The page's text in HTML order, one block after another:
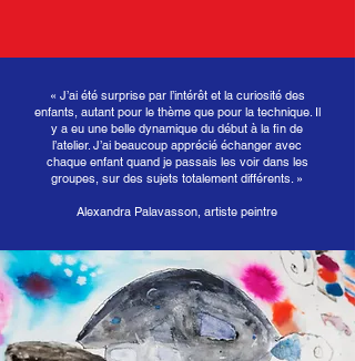
« J’ai été surprise par l’intérêt et la curiosité des
enfants, autant pour le thème que pour la technique. Il
y a eu une belle dynamique du début à la fin de
l’atelier. J’ai beaucoup apprécié échanger avec
chaque enfant quand je passais les voir dans les
groupes, sur des sujets totalement différents. »
Alexandra Palavasson, artiste peintre